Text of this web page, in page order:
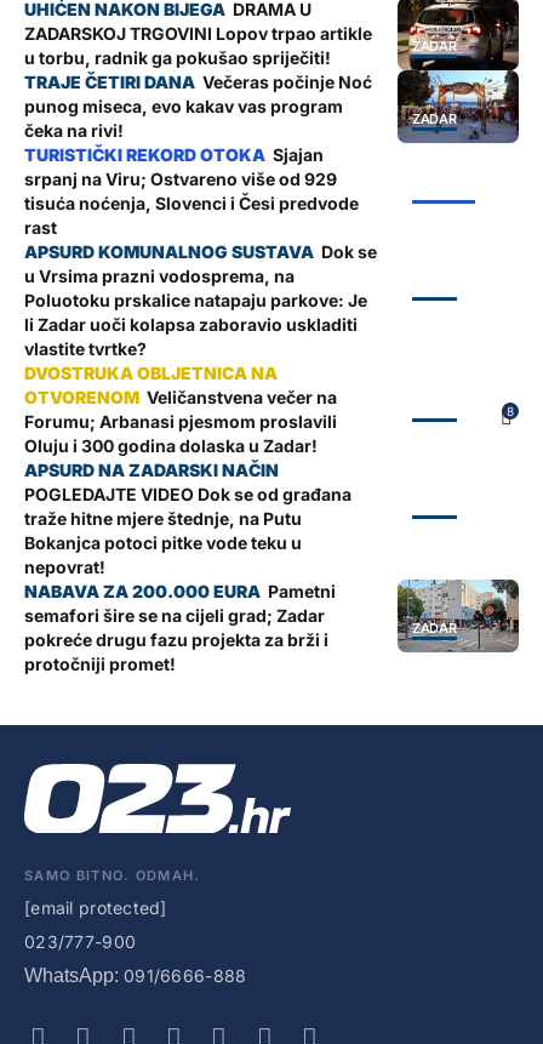
ZADAR
DRAMA U
ZADARSKOJ TRGOVINI Lopov trpao artikle
u torbu, radnik ga pokušao spriječiti!
ZADAR
Večeras počinje Noć
punog miseca, evo kakav vas program
čeka na rivi!
Sjajan
srpanj na Viru; Ostvareno više od 929
tisuća noćenja, Slovenci i Česi predvode
rast
Dok se
u Vrsima prazni vodosprema, na
Poluotoku prskalice natapaju parkove: Je
li Zadar uoči kolapsa zaboravio uskladiti
vlastite tvrtke?
8
Veličanstvena večer na
Forumu; Arbanasi pjesmom proslavili
Oluju i 300 godina dolaska u Zadar!
POGLEDAJTE VIDEO Dok se od građana
traže hitne mjere štednje, na Putu
Bokanjca potoci pitke vode teku u
nepovrat!
ZADAR
Pametni
semafori šire se na cijeli grad; Zadar
pokreće drugu fazu projekta za brži i
protočniji promet!
SAMO BITNO. ODMAH.
[email protected]
023/777-900
WhatsApp: 091/6666-888